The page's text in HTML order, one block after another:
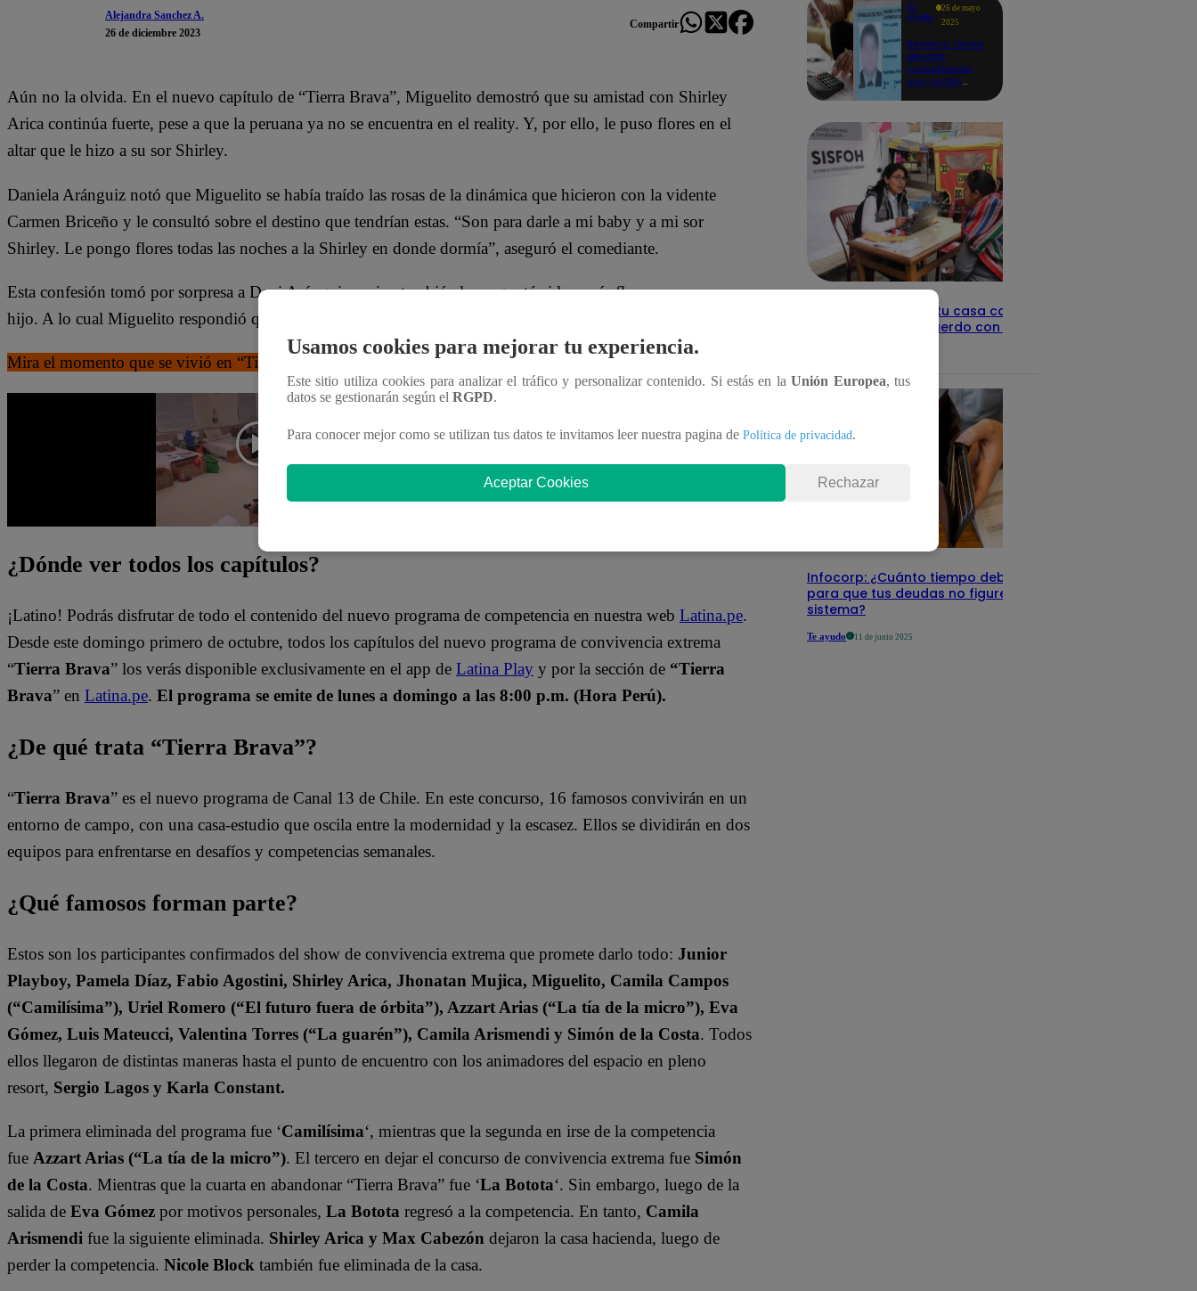
Alejandra Sanchez A.
26 de diciembre 2023
Compartir
Aún no la olvida. En el nuevo capítulo de “Tierra Brava”, Miguelito demostró que su amistad con Shirley
Arica continúa fuerte, pese a que la peruana ya no se encuentra en el reality. Y, por ello, le puso flores en el
altar que le hizo a su sor Shirley.
Daniela Aránguiz notó que Miguelito se había traído las rosas de la dinámica que hicieron con la vidente
Carmen Briceño y le consultó sobre el destino que tendrían estas. “Son para darle a mi baby y a mi sor
Shirley. Le pongo flores todas las noches a la Shirley en donde dormía”, aseguró el comediante.
Esta confesión tomó por sorpresa a Dani Aránguiz, quien también le preguntó si le ponía flores a su esposa e
hijo. A lo cual Miguelito respondió que sí.
Mira el momento que se vivió en “Tierra Brava” dándole clic al video:
¿Dónde ver todos los capítulos?
¡Latino! Podrás disfrutar de todo el contenido del nuevo programa de competencia en nuestra web Latina.pe.
Desde este domingo primero de octubre, todos los capítulos del nuevo programa de convivencia extrema
“Tierra Brava” los verás disponible exclusivamente en el app de Latina Play y por la sección de “Tierra
Brava” en Latina.pe. El programa se emite de lunes a domingo a las 8:00 p.m. (Hora Perú).
¿De qué trata “Tierra Brava”?
“Tierra Brava” es el nuevo programa de Canal 13 de Chile. En este concurso, 16 famosos convivirán en un
entorno de campo, con una casa-estudio que oscila entre la modernidad y la escasez. Ellos se dividirán en dos
equipos para enfrentarse en desafíos y competencias semanales.
¿Qué famosos forman parte?
Estos son los participantes confirmados del show de convivencia extrema que promete darlo todo: Junior
Playboy, Pamela Díaz, Fabio Agostini, Shirley Arica, Jhonatan Mujica, Miguelito, Camila Campos
(“Camilísima”), Uriel Romero (“El futuro fuera de órbita”), Azzart Arias (“La tía de la micro”), Eva
Gómez, Luis Mateucci, Valentina Torres (“La guarén”), Camila Arismendi y Simón de la Costa. Todos
ellos llegaron de distintas maneras hasta el punto de encuentro con los animadores del espacio en pleno
resort, Sergio Lagos y Karla Constant.
La primera eliminada del programa fue ‘Camilísima‘, mientras que la segunda en irse de la competencia
fue Azzart Arias (“La tía de la micro”). El tercero en dejar el concurso de convivencia extrema fue Simón
de la Costa. Mientras que la cuarta en abandonar “Tierra Brava” fue ‘La Botota‘. Sin embargo, luego de la
salida de Eva Gómez por motivos personales, La Botota regresó a la competencia. En tanto, Camila
Arismendi fue la siguiente eliminada. Shirley Arica y Max Cabezón dejaron la casa hacienda, luego de
perder la competencia. Nicole Block también fue eliminada de la casa.
Te
ayudo
26 de mayo
2025
Revisa si tienes
deudas
consultando
con tu DNI:
detalles
Revisa con tu DNI si tu casa califica
como pobre, de acuerdo con el Sisfoh
Infocorp: ¿Cuánto tiempo debe pasar
para que tus deudas no figuren en su
sistema?
Te ayudo 11 de junio 2025
Usamos cookies para mejorar tu experiencia.
Este sitio utiliza cookies para analizar el tráfico y personalizar contenido. Si estás en laUnión Europea, tus
datos se gestionarán según el RGPD.
Para conocer mejor como se utilizan tus datos te invitamos leer nuestra pagina de Política de privacidad.
Aceptar Cookies Rechazar